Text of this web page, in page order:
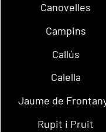
Canovelles
Campins
Callús
Calella
Jaume de
Rupit i Pruit